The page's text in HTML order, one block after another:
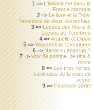
1 => L'italianisme dans la
France baroque
2 => Le livre et la Toile,
l'aventure de deux hiérarchies
3 => Leçons des Morts &
Leçons de Ténèbres
4 =>Arabelle et Didon
5 =>Woyzeck le Chourineur
6 => Nasal ou engorgé ?
7 =>Voix de poitrine, de tête &
mixte
8 => Les trois vertus
cardinales de la mise en
scène
9 => Feuilleton sériel